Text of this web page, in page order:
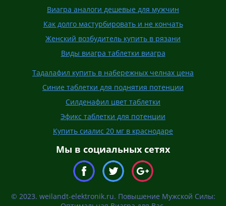
Виагра аналоги дешевые для мужчин
Как долго мастурбировать и не кончать
Женский возбудитель купить в рязани
Виды виагра таблетки виагра
Тадалафил купить в набережных челнах цена
Синие таблетки для поднятия потенции
Силденафил цвет таблетки
Эфикс таблетки для потенции
Купить сиалис 20 мг в краснодаре
Мы в социальных сетях
© 2023. weilandt-elektronik.ru. Повышение Мужской Силы: